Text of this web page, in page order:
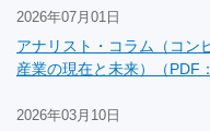
2026年07月01日
アナリスト・コラム（コン
産業の現在と未来）（PDF
2026年03月10日